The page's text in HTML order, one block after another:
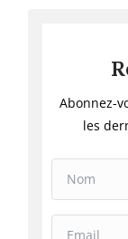
Abonnez-
les